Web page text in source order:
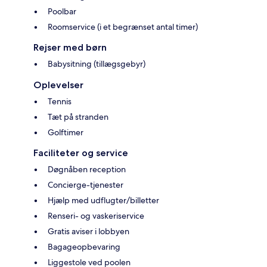
Poolbar
Roomservice (i et begrænset antal timer)
Rejser med børn
Babysitning (tillægsgebyr)
Oplevelser
Tennis
Tæt på stranden
Golftimer
Faciliteter og service
Døgnåben reception
Concierge-tjenester
Hjælp med udflugter/billetter
Renseri- og vaskeriservice
Gratis aviser i lobbyen
Bagageopbevaring
Liggestole ved poolen